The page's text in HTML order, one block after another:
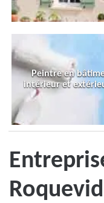
Peintre en
intérieur et